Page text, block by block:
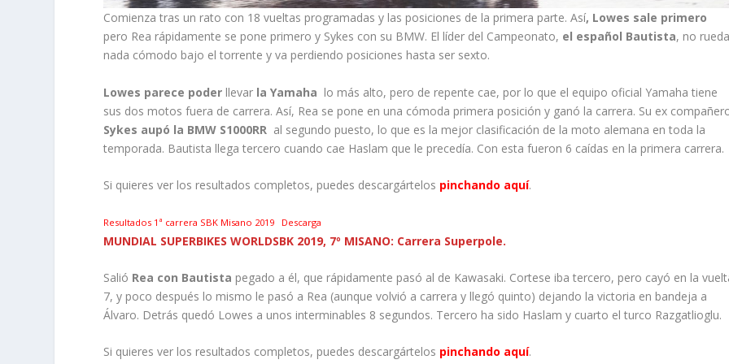
Comienza tras un rato con 18 vueltas programadas y las posiciones de la primera parte. Así, Lowes sale primero
pero Rea rápidamente se pone primero y Sykes con su BMW. El líder del Campeonato, el español Bautista, no rueda
nada cómodo bajo el torrente y va perdiendo posiciones hasta ser sexto.
Lowes parece poder llevar la Yamaha lo más alto, pero de repente cae, por lo que el equipo oficial Yamaha tiene
sus dos motos fuera de carrera. Así, Rea se pone en una cómoda primera posición y ganó la carrera. Su ex
Sykes aupó la BMW S1000RR al segundo puesto, lo que es la mejor clasificación de la moto alemana en toda la
temporada. Bautista llega tercero cuando cae Haslam que le precedía. Con esta fueron 6 caídas en la primera carrera.
Si quieres ver los resultados completos, puedes descargártelos pinchando aquí.
Resultados 1ª carrera SBK Misano 2019 Descarga
MUNDIAL SUPERBIKES WORLDSBK 2019, 7º MISANO: Carrera Superpole.
Salió Rea con Bautista pegado a él, que rápidamente pasó al de Kawasaki. Cortese iba tercero, pero cayó en la
7, y poco después lo mismo le pasó a Rea (aunque volvió a carrera y llegó quinto) dejando la victoria en bandeja a
Álvaro. Detrás quedó Lowes a unos interminables 8 segundos. Tercero ha sido Haslam y cuarto el turco Razgatlioglu.
Si quieres ver los resultados completos, puedes descargártelos pinchando aquí.